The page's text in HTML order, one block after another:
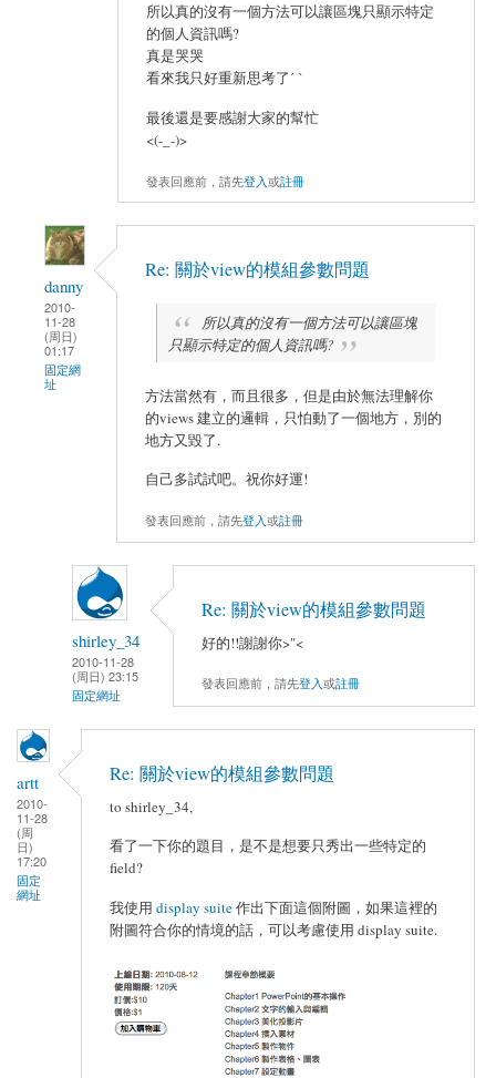
所以真的沒有一個方法可以讓區塊只顯示特定
的個人資訊嗎?
真是哭哭
看來我只好重新思考了ˊ ˋ
最後還是要感謝大家的幫忙
<(-_-)>
發表回應前，請先登入或註冊
danny
2010-
11-28
(周日)
01:17
固定網
址
Re: 關於view的模組參數問題
所以真的沒有一個方法可以讓區塊
只顯示特定的個人資訊嗎?
方法當然有，而且很多，但是由於無法理解你
的views 建立的邏輯，只怕動了一個地方，別的
地方又毀了.
自己多試試吧。祝你好運!
發表回應前，請先登入或註冊
shirley_34
2010-11-28
(周日) 23:15
固定網址
Re: 關於view的模組參數問題
好的!!謝謝你>"<
發表回應前，請先登入或註冊
artt
2010-
11-28
(周
日)
17:20
固定
網址
Re: 關於view的模組參數問題
to shirley_34,
看了一下你的題目，是不是想要只秀出一些特定的
field?
我使用 display suite作出下面這個附圖，如果這裡的
附圖符合你的情境的話，可以考慮使用 display suite.